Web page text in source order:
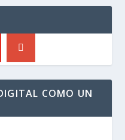
COMO UN